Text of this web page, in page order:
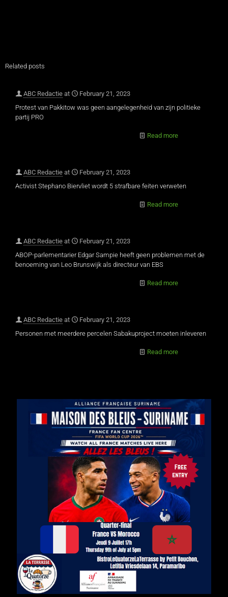
Related posts
ABC Redactie at
February 21, 2023
Protest van Pakkitow was geen aangelegenheid van zijn politieke
partij PRO
Read more
ABC Redactie at
February 21, 2023
Activist Stephano Biervliet wordt 5 strafbare feiten verweten
Read more
ABC Redactie at
February 21, 2023
ABOP-parlementarier Edgar Sampie heeft geen problemen met de
benoeming van Leo Brunswijk als directeur van EBS
Read more
ABC Redactie at
February 21, 2023
Personen met meerdere percelen Sabakuproject moeten inleveren
Read more